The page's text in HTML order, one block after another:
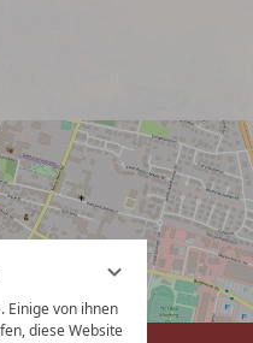
Einige von ihnen
diese Website